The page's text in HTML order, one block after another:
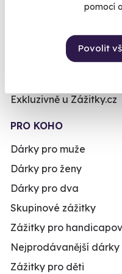
pomocí
Povolit
Zážitky v akci
Exkluzivně u Zážitky.cz
PRO KOHO
Dárky pro muže
Dárky pro ženy
Dárky pro dva
Skupinové zážitky
Zážitky pro
Nejprodávanější dárky
Zážitky pro děti